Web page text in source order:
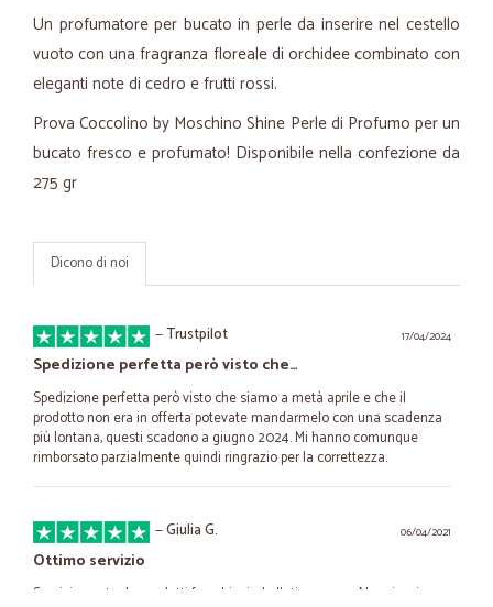
Un profumatore per bucato in perle da inserire nel cestello
vuoto con una fragranza floreale di orchidee combinato con
eleganti note di cedro e frutti rossi.
Prova Coccolino by Moschino Shine Perle di Profumo per un
bucato fresco e profumato! Disponibile nella confezione da
275 gr
Dicono di noi
17/04/2024
—Trustpilot
Spedizione perfetta però visto che…
Spedizione perfetta però visto che siamo a metà aprile e che il
prodotto non era in offerta potevate mandarmelo con una scadenza
più lontana, questi scadono a giugno 2024. Mi hanno comunque
rimborsato parzialmente quindi ringrazio per la correttezza.
06/04/2021
—Giulia G.
Ottimo servizio
Servizio puntuale, prodotti freschi e imballati con cura. Non riuscivo a